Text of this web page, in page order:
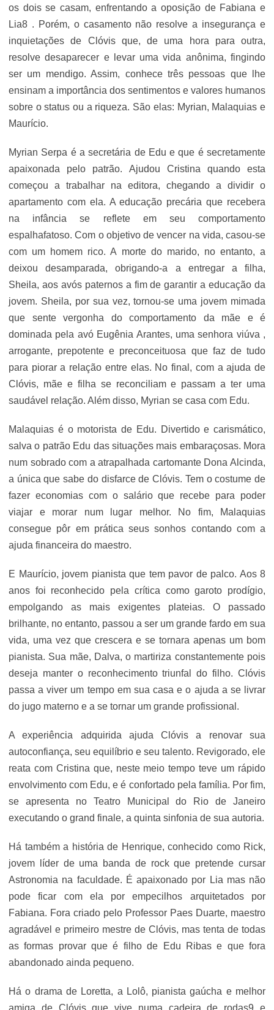
os dois se casam, enfrentando a oposição de Fabiana e
Lia8 . Porém, o casamento não resolve a insegurança e
inquietações de Clóvis que, de uma hora para outra,
resolve desaparecer e levar uma vida anônima, fingindo
ser um mendigo. Assim, conhece três pessoas que lhe
ensinam a importância dos sentimentos e valores humanos
sobre o status ou a riqueza. São elas: Myrian, Malaquias e
Maurício.
Myrian Serpa é a secretária de Edu e que é secretamente
apaixonada pelo patrão. Ajudou Cristina quando esta
começou a trabalhar na editora, chegando a dividir o
apartamento com ela. A educação precária que recebera
na infância se reflete em seu comportamento
espalhafatoso. Com o objetivo de vencer na vida, casou-se
com um homem rico. A morte do marido, no entanto, a
deixou desamparada, obrigando-a a entregar a filha,
Sheila, aos avós paternos a fim de garantir a educação da
jovem. Sheila, por sua vez, tornou-se uma jovem mimada
que sente vergonha do comportamento da mãe e é
dominada pela avó Eugênia Arantes, uma senhora viúva ,
arrogante, prepotente e preconceituosa que faz de tudo
para piorar a relação entre elas. No final, com a ajuda de
Clóvis, mãe e filha se reconciliam e passam a ter uma
saudável relação. Além disso, Myrian se casa com Edu.
Malaquias é o motorista de Edu. Divertido e carismático,
salva o patrão Edu das situações mais embaraçosas. Mora
num sobrado com a atrapalhada cartomante Dona Alcinda,
a única que sabe do disfarce de Clóvis. Tem o costume de
fazer economias com o salário que recebe para poder
viajar e morar num lugar melhor. No fim, Malaquias
consegue pôr em prática seus sonhos contando com a
ajuda financeira do maestro.
E Maurício, jovem pianista que tem pavor de palco. Aos 8
anos foi reconhecido pela crítica como garoto prodígio,
empolgando as mais exigentes plateias. O passado
brilhante, no entanto, passou a ser um grande fardo em sua
vida, uma vez que crescera e se tornara apenas um bom
pianista. Sua mãe, Dalva, o martiriza constantemente pois
deseja manter o reconhecimento triunfal do filho. Clóvis
passa a viver um tempo em sua casa e o ajuda a se livrar
do jugo materno e a se tornar um grande profissional.
A experiência adquirida ajuda Clóvis a renovar sua
autoconfiança, seu equilíbrio e seu talento. Revigorado, ele
reata com Cristina que, neste meio tempo teve um rápido
envolvimento com Edu, e é confortado pela família. Por fim,
se apresenta no Teatro Municipal do Rio de Janeiro
executando o grand finale, a quinta sinfonia de sua autoria.
Há também a história de Henrique, conhecido como Rick,
jovem líder de uma banda de rock que pretende cursar
Astronomia na faculdade. É apaixonado por Lia mas não
pode ficar com ela por empecilhos arquitetados por
Fabiana. Fora criado pelo Professor Paes Duarte, maestro
agradável e primeiro mestre de Clóvis, mas tenta de todas
as formas provar que é filho de Edu Ribas e que fora
abandonado ainda pequeno.
Há o drama de Loretta, a Lolô, pianista gaúcha e melhor
amiga de Clóvis que vive numa cadeira de rodas9 e